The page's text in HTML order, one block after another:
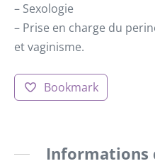
– Sexologie
– Prise en charge du
et vaginisme.
Bookmark
Informations